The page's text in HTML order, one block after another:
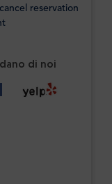
reservation
di noi